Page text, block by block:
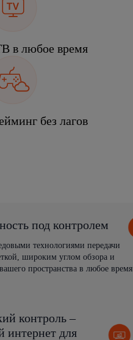
в любое время
без лагов
под контролем
технологиями передачи
широким углом обзора и
пространства в любое время
контроль –
интернет для